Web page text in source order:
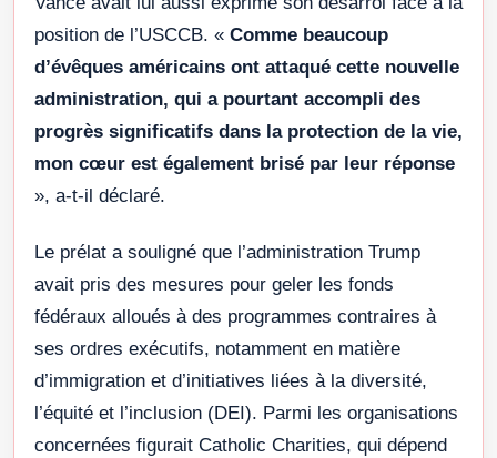
position de l’USCCB. « Comme beaucoup
d’évêques américains ont attaqué cette nouvelle
administration, qui a pourtant accompli des
progrès significatifs dans la protection de la vie,
mon cœur est également brisé par leur réponse
», a-t-il déclaré.
Le prélat a souligné que l’administration Trump
avait pris des mesures pour geler les fonds
fédéraux alloués à des programmes contraires à
ses ordres exécutifs, notamment en matière
d’immigration et d’initiatives liées à la diversité,
l’équité et l’inclusion (DEI). Parmi les organisations
concernées figurait Catholic Charities, qui dépend